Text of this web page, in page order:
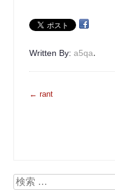
Written By:a5qa.
投
シ
← rant
検